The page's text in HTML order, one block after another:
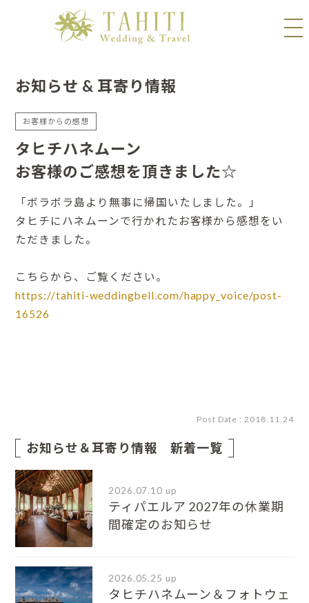
お知らせ & 耳寄り情報
お客様からの感想
タヒチハネムーン
お客様のご感想を頂きました☆
「ボラボラ島より無事に帰国いたしました。」
タヒチにハネムーンで行かれたお客様から感想をい
ただきました。
こちらから、ご覧ください。
https://tahiti-weddingbell.com/happy_voice/post-
16526
Post Date : 2018.11.24
お知らせ＆耳寄り情報 新着一覧
2026.07.10 up
ティパエルア 2027年の休業期
間確定のお知らせ
2026.05.25 up
タヒチハネムーン＆フォトウェ